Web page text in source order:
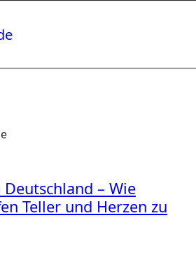
– Wie
Teller und Herzen zu